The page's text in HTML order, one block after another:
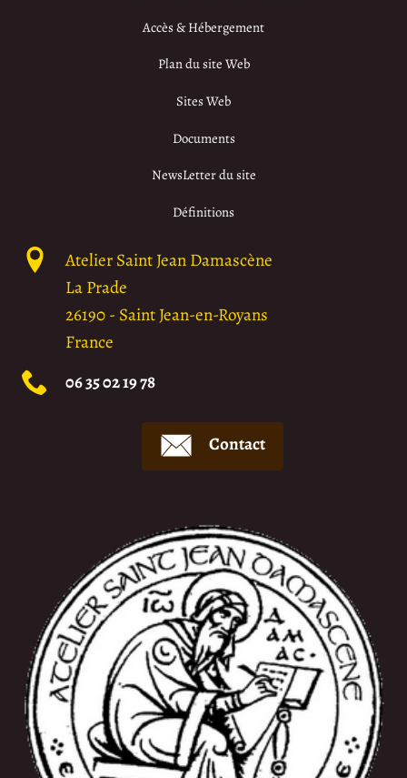
Accès & Hébergement
Plan du site Web
Sites Web
Documents
NewsLetter du site
Définitions
Atelier Saint Jean Damascène
La Prade
26190- Saint Jean-en-Royans
France
06 35 02 19 78
Contact